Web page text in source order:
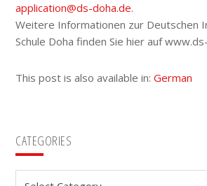
application@ds-doha.de.
Weitere Informationen zur Deutschen
Schule Doha finden Sie hier auf
This post is also available in:German
Primary
Sidebar
CATEGORIES